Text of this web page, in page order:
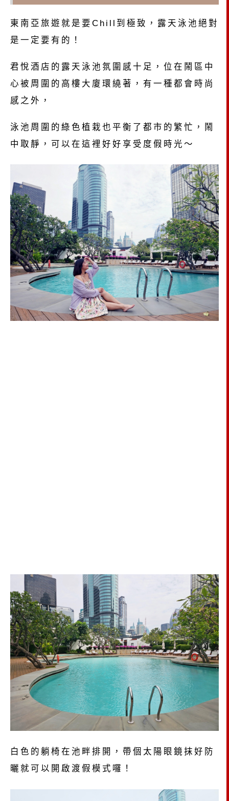
東南亞旅遊就是要Chill到極致，露天泳池絕對
是一定要有的！
君悅酒店的露天泳池氛圍感十足，位在鬧區中
心被周圍的高樓大廈環繞著，有一種都會時尚
感之外，
泳池周圍的綠色植栽也平衡了都市的繁忙，鬧
中取靜，可以在這裡好好享受度假時光～
白色的躺椅在池畔排開，帶個太陽眼鏡抹好防
曬就可以開啟渡假模式囉！